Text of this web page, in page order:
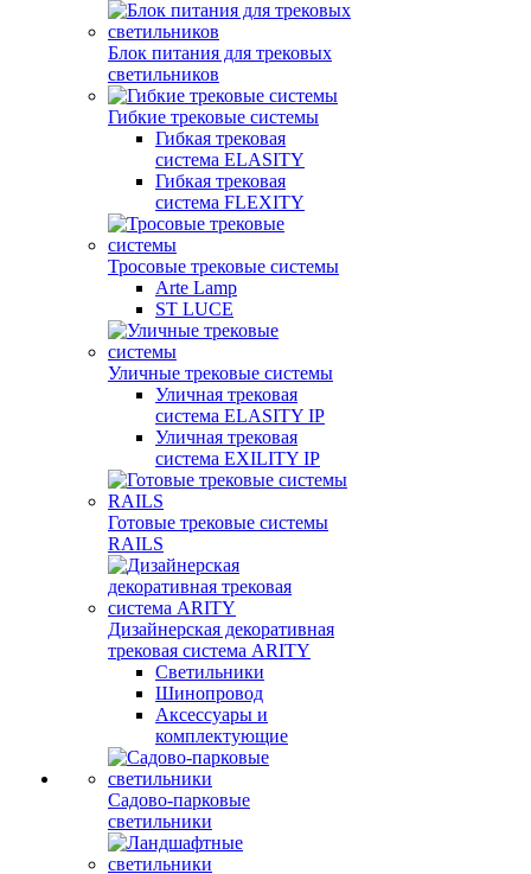
Блок питания для трековых
светильников
Гибкие трековые системы
Гибкая трековая
система ELASITY
Гибкая трековая
система FLEXITY
Тросовые трековые системы
Arte Lamp
ST LUCE
Уличные трековые системы
Уличная трековая
система ELASITY IP
Уличная трековая
система EXILITY IP
Готовые трековые системы
RAILS
Дизайнерская декоративная
трековая система ARITY
Светильники
Шинопровод
Аксессуары и
комплектующие
Садово-парковые
светильники